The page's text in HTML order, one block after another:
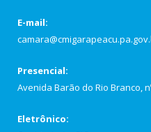
E-mail:
Presencial:
Avenida Barão do Rio Branco,
Eletrônico: